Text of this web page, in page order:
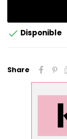
 Disponible
Share